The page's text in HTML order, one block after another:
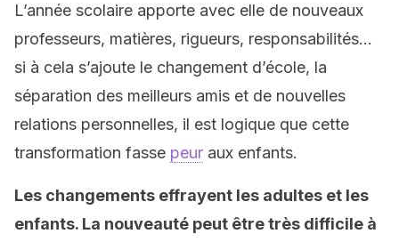
L’année scolaire apporte avec elle de nouveaux
professeurs, matières, rigueurs, responsabilités…
si à cela s’ajoute le changement d’école, la
séparation des meilleurs amis et de nouvelles
relations personnelles, il est logique que cette
transformation fasse peur aux enfants.
Les changements effrayent les adultes et les
enfants. La nouveauté peut être très difficile à